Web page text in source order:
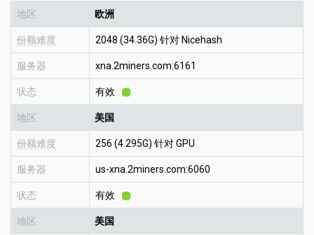
地区 欧洲
份额难度 2048 (34.36G) 针对 Nicehash
服务器 xna.2miners.com:6161
状态 有效
地区 美国
份额难度 256 (4.295G) 针对 GPU
服务器 us-xna.2miners.com:6060
状态 有效
地区 美国